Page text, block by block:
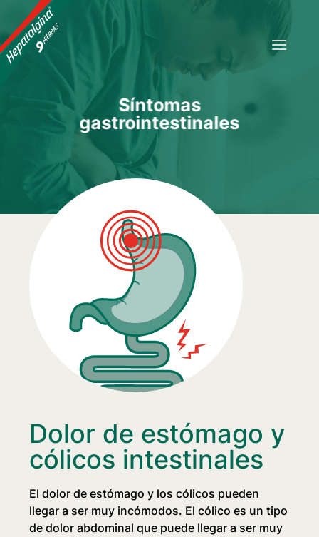
contenido
Síntomas
gastrointestinales
Dolor de estómago y
cólicos intestinales
El dolor de estómago y los cólicos pueden
llegar a ser muy incómodos. El cólico es un tipo
de dolor abdominal que puede llegar a ser muy